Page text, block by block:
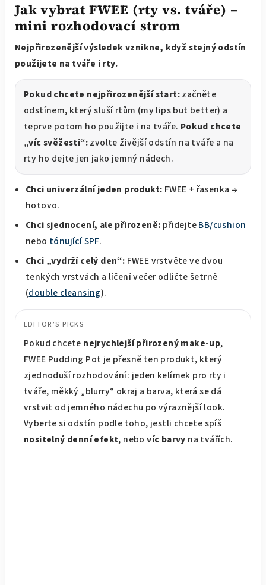
Jak vybrat FWEE (rty vs. tváře) –
mini rozhodovací strom
Nejpřirozenější výsledek vznikne, když stejný odstín
použijete na tváře i rty.
Pokud chcete nejpřirozenější start:začněte
odstínem, který sluší rtům (my lips but better) a
teprve potom ho použijte i na tváře. Pokud chcete
„víc svěžesti“:zvolte živější odstín na tváře a na
rty ho dejte jen jako jemný nádech.
Chci univerzální jeden produkt: FWEE + řasenka →
hotovo.
Chci sjednocení, ale přirozeně: přidejteBB/cushion
nebo tónující SPF.
Chci „vydrží celý den“: FWEE vrstvěte ve dvou
tenkých vrstvách a líčení večer odličte šetrně
(double cleansing).
EDITOR’S PICKS
Pokud chcete nejrychlejší přirozený make-up,
FWEE Pudding Pot je přesně ten produkt, který
zjednoduší rozhodování: jeden kelímek pro rty i
tváře, měkký „blurry“ okraj a barva, která se dá
vrstvit od jemného nádechu po výraznější look.
Vyberte si odstín podle toho, jestli chcete spíš
nositelný denní efekt, nebovíc barvy na tvářích.